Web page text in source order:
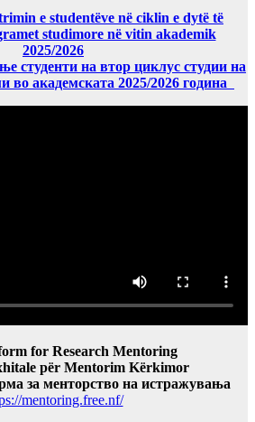
e studentëve në ciklin e dytë të
studimore në vitin akademik
2025/2026
студенти на втор циклус студии на
во академската 2025/2026 година
for Research Mentoring
për Mentorim Kërkimor
за менторство на истражувања
mentoring.free.nf/